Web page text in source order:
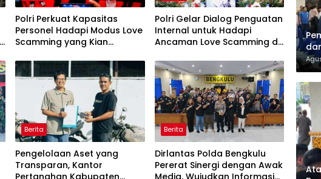
Polri Perkuat Kapasitas
Personel Hadapi Modus Love
Scamming yang Kian
Polri Gelar Dialog Penguatan
Internal untuk Hadapi
Ancaman Love Scamming di
Berita
Pengelolaan Aset yang
Transparan, Kantor
Berita
Dirlantas Polda Bengkulu
Pererat Sinergi dengan Awak